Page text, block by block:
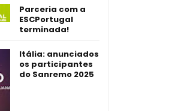
Parceria com a
ESCPortugal
terminada!
Itália: anunciados
os participantes
do Sanremo 2025